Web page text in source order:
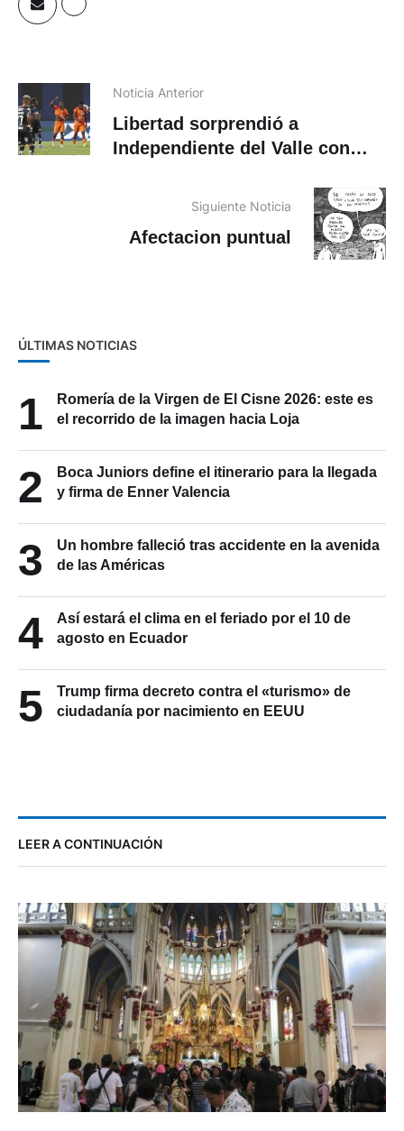
Noticia Anterior
Libertad sorprendió a
Independiente del Valle con
Siguiente Noticia
Afectacion puntual
ÚLTIMAS NOTICIAS
1
Romería de la Virgen de El Cisne 2026: este es
el recorrido de la imagen hacia Loja
2
Boca Juniors define el itinerario para la llegada
y firma de Enner Valencia
3
Un hombre falleció tras accidente en la avenida
de las Américas
4
Así estará el clima en el feriado por el 10 de
agosto en Ecuador
5
Trump firma decreto contra el «turismo» de
ciudadanía por nacimiento en EEUU
LEER A CONTINUACIÓN